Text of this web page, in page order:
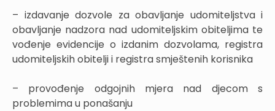
– izdavanje dozvole za obavljanje udomiteljstva i
obavljanje nadzora nad udomiteljskim obiteljima te
vođenje evidencije o izdanim dozvolama, registra
udomiteljskih obitelji i registra smještenih korisnika
– provođenje odgojnih mjera nad djecom s
problemima u ponašanju